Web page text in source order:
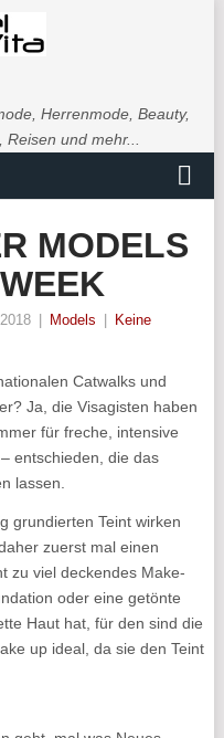
Herrenmode, Beauty,
und mehr...
MODELS
Models
Keine
Catwalks und
Ja, die Visagisten haben
für freche, intensive
entschieden, die das
lassen.
grundierten Teint wirken
zuerst mal einen
zu viel deckendes Make-
oder eine getönte
Haut hat, für den sind die
up ideal, da sie den Teint